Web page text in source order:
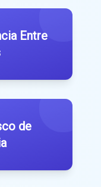
Entre
de